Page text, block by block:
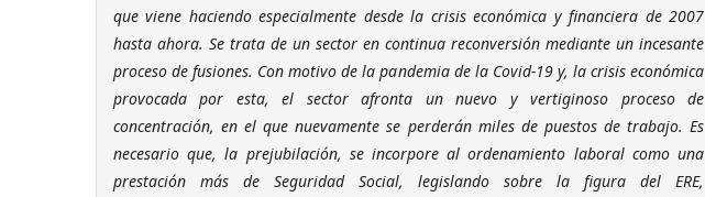
que viene haciendo especialmente desde la crisis económica y financiera de 2007
hasta ahora. Se trata de un sector en continua reconversión mediante un incesante
proceso de fusiones. Con motivo de la pandemia de la Covid-19 y, la crisis económica
provocada por esta, el sector afronta un nuevo y vertiginoso proceso de
concentración, en el que nuevamente se perderán miles de puestos de trabajo. Es
necesario que, la prejubilación, se incorpore al ordenamiento laboral como una
prestación más de Seguridad Social, legislando sobre la figura del ERE,